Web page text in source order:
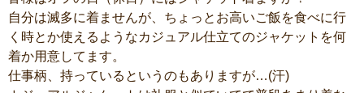
自分は滅多に着ませんが、ちょっとお高いご飯を食べに行
く時とか使えるようなカジュアル仕立てのジャケットを何
着か用意してます。
仕事柄、持っているというのもありますが…(汗)